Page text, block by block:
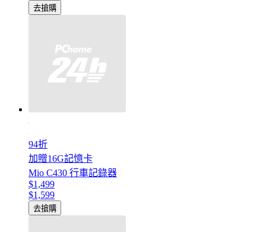
去搶購
94折
加贈16G記憶卡
Mio C430 行車記錄器
$1,499
$1,599
去搶購